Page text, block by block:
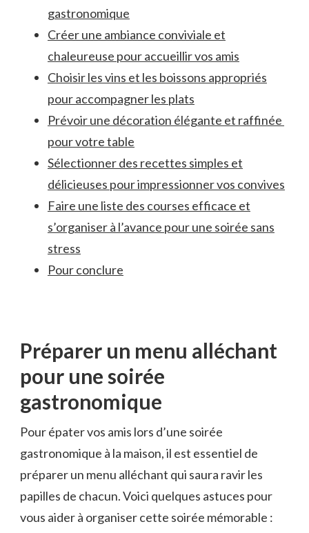
gastronomique
Créer​ une ambiance conviviale et
chaleureuse pour accueillir vos amis
Choisir les vins et les boissons appropriés
⁢pour accompagner les ⁣plats
Prévoir une⁢ décoration ⁤élégante et raffinée ​
pour votre table
Sélectionner des recettes simples et
délicieuses pour impressionner vos convives
Faire une liste des courses efficace et
s’organiser à l’avance pour une​ soirée sans
stress
Pour conclure
Préparer un menu‌ alléchant
pour une soirée
gastronomique
Pour épater ⁤vos amis lors d’une soirée
gastronomique à la maison, il est essentiel de
préparer⁣ un ⁣menu alléchant qui saura ⁤ravir les
papilles de chacun. Voici quelques astuces pour
vous aider à organiser cette soirée mémorable :